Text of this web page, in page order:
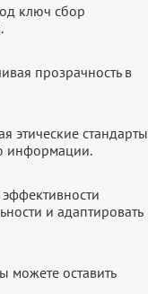
ключ сбор
прозрачность в
этические стандарты
информации.
и адаптировать
можете оставить